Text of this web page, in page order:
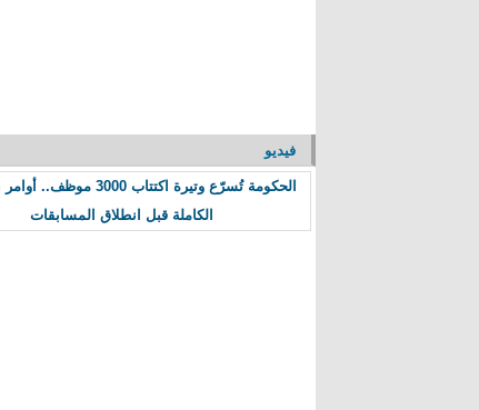
فيديو
الحكومة تُسرّع وتيرة اكتتاب 3000
الكاملة قبل انطلاق المسابقات